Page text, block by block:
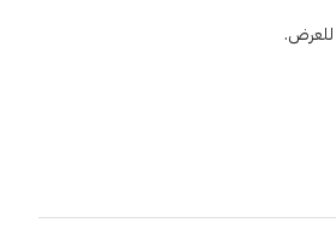
للعرض.